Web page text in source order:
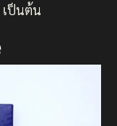
เป็นต้น